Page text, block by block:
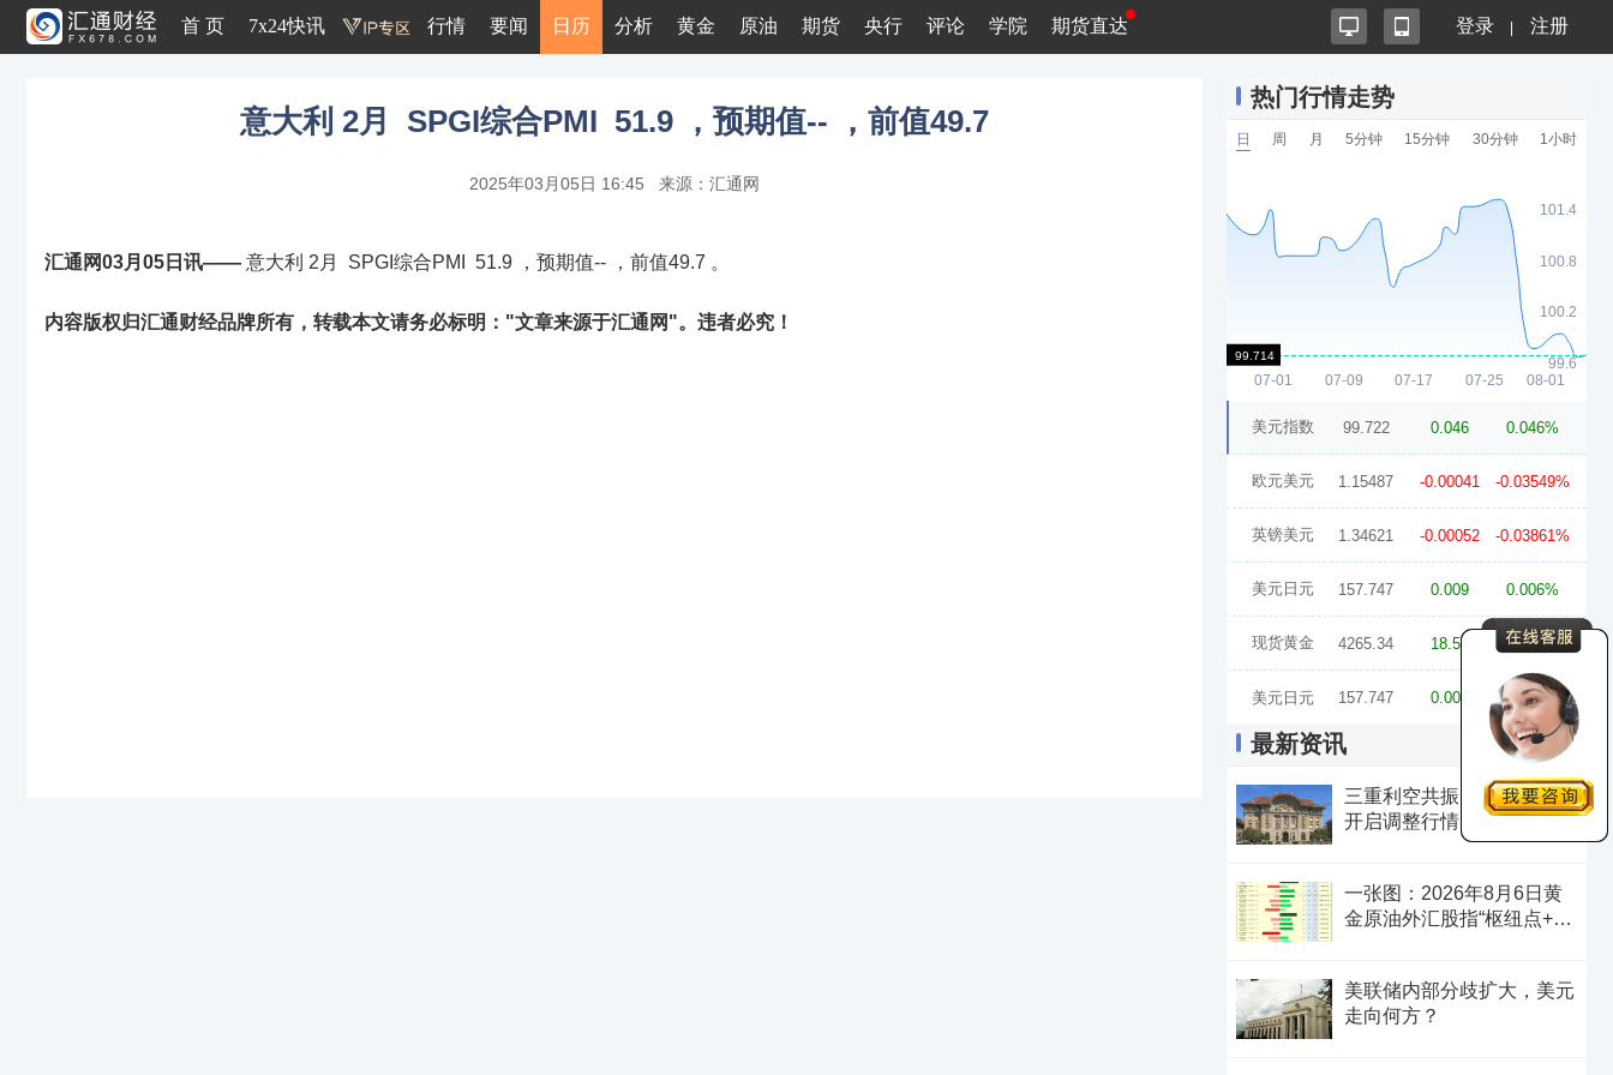
首 页 7x24快讯 行情 要闻 日历 分析 黄金 原油 期货 央行 评论 学院 期货直达 登录 注册
意大利 2月 SPGI综合PMI 51.9 ，预期值-- ，前值49.7
2025年03月05日 16:45 来源：汇通网
汇通网03月05日讯—— 意大利 2月 SPGI综合PMI 51.9 ，预期值-- ，前值49.7 。
内容版权归汇通财经品牌所有，转载本文请务必标明："文章来源于汇通网"。违者必究！
热门行情走势
日 周 月 5分钟 15分钟 30分钟 1小时
美元指数 99.722 0.046 0.046%
欧元美元 1.15487 -0.00041 -0.03549%
英镑美元 1.34621 -0.00052 -0.03861%
美元日元 157.747 0.009 0.006%
现货黄金 4265.34 18.55 0.44%
美元日元 157.747 0.009 0.006%
最新资讯
三重利空共振，美元兑瑞郎
开启调整行情
一张图：2026年8月6日黄
金原油外汇股指“枢纽点+多
美联储内部分歧扩大，美元
走向何方？